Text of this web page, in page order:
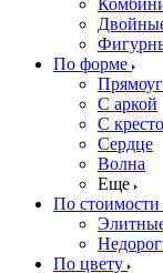
По форме
С аркой
С
Сердце
Волна
Еще
По стоимости
По цвету